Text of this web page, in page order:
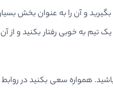
بگیرید و آن را به عنوان بخش
تیم به خوبی رفتار بکنید و از
همواره سعی بکنید در